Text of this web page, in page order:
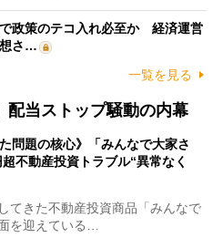
政策のテコ入れ必至か 経済運営
想さ…
一覧を見る
配当ストップ騒動の内幕
問題の核心》「みんなで大家さ
不動産投資トラブル“異常なく
てきた不動産投資商品「みんなで
を迎えている…